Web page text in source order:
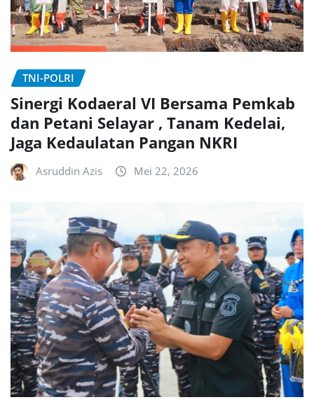
TNI-POLRI
Sinergi Kodaeral VI Bersama Pemkab
dan Petani Selayar , Tanam Kedelai,
Jaga Kedaulatan Pangan NKRI
Asruddin Azis Mei 22, 2026